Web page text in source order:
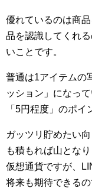
優れているのは商
品を認識してくれ
いことです。
普通は1アイテムの
ッション」になっ
「5円程度」のポイ
ガッツリ貯めたい
も積もれば山とな
仮想通貨ですが、
将来も期待できる